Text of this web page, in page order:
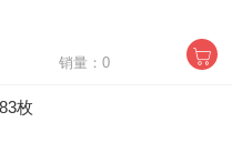
销量：0
枚